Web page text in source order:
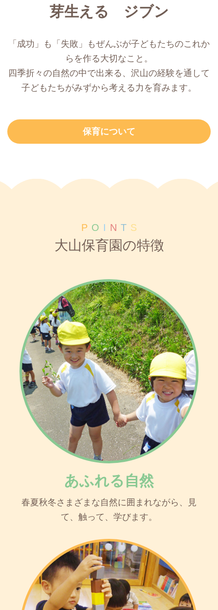
芽生える ジブン
「成功」も「失敗」もぜんぶが子どもたちのこれか
らを作る大切なこと。
四季折々の自然の中で出来る、沢山の経験を通して
子どもたちがみずから考える力を育みます。
保育について
P O I N T S
大山保育園の特徴
あふれる自然
春夏秋冬さまざまな自然に囲まれながら、見
て、触って、学びます。